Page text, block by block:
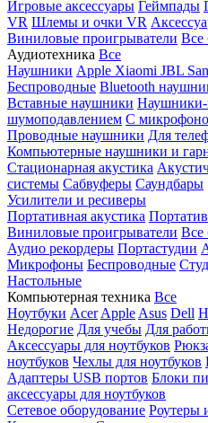
Игровые аксессуары Геймпады
VR Шлемы и очки VR
Виниловые проигрыватели Все
Аудиотехника Все
Наушники Apple Xiaomi JBL
Беспроводные Bluetooth
Вставные наушники
шумоподавлением С
Проводные наушники Для
Компьютерные наушники и
Стационарная акустика
системы Сабвуферы Саундбары
Усилители и ресиверы
Портативная акустика
Виниловые проигрыватели Все
Аудио рекордеры Портастудии
Микрофоны Беспроводные
Настольные
Компьютерная техника Все
Ноутбуки Acer Apple Asus Dell
Недорогие Для учебы Для
Аксессуары для ноутбуков
ноутбуков Чехлы для ноутбуков
Адаптеры USB портов Блоки
аксессуары для ноутбуков
Сетевое оборудование Роутеры